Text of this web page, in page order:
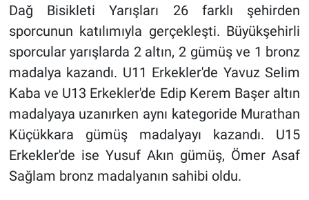
Dağ Bisikleti Yarışları 26 farklı şehirden
sporcunun katılımıyla gerçekleşti. Büyükşehirli
sporcular yarışlarda 2 altın, 2 gümüş ve 1 bronz
madalya kazandı. U11 Erkekler'de Yavuz Selim
Kaba ve U13 Erkekler'de Edip Kerem Başer altın
madalyaya uzanırken aynı kategoride Murathan
Küçükkara gümüş madalyayı kazandı. U15
Erkekler'de ise Yusuf Akın gümüş, Ömer Asaf
Sağlam bronz madalyanın sahibi oldu.